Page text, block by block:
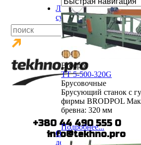
+380 44 490 555 0
info@tekhno.pro
Лісопильне та
сушильне обладнання
Пилорами
Брусовочні
верстати
Багатопилкові
верстати
Обрізні верстати
Ділильні
верстати
Сушильні камери
Брикетувальники
стружки
Дробарки
Обробка масивної
деревини
Brodpol
ТТ 5-500-320G
Брусовочные
Брусующий станок с
фирмы BRODPOL
бревна: 320 мм
Подробнее...